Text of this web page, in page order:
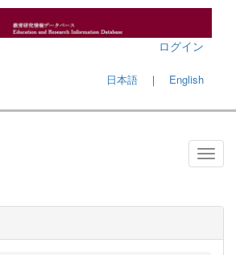
ログイン
日本語 ｜ English